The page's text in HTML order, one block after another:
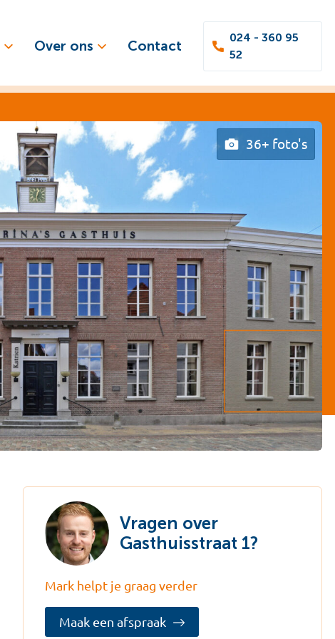
Over ons Contact
024 - 360 95
52
36+ foto's
Vragen over
Gasthuisstraat 1?
Mark helpt je graag verder
Maak een afspraak